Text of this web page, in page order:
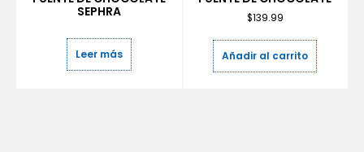
SEPHRA
Leer más
$139.99
Añadir al carrito